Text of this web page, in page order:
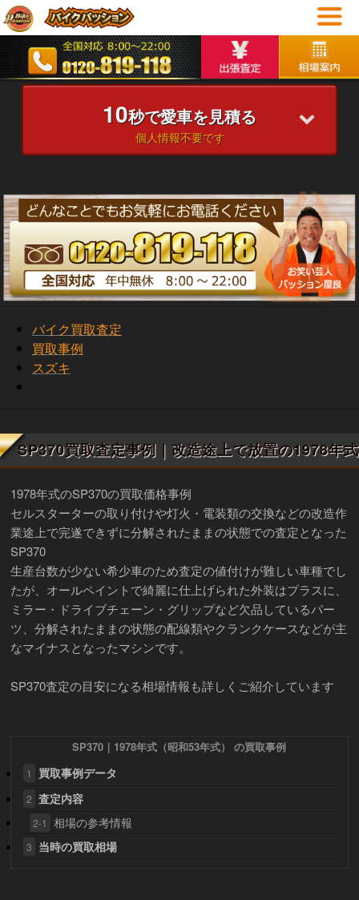
10秒で愛車を見積る
個人情報不要です
バイク買取査定
買取事例
スズキ
SP370買取査定事例｜改造途上で放置の1978年式
1978年式のSP370の買取価格事例
セルスターターの取り付けや灯火・電装類の交換などの改造作
業途上で完遂できずに分解されたままの状態での査定となった
SP370
生産台数が少ない希少車のため査定の値付けが難しい車種でし
たが、オールペイントで綺麗に仕上げられた外装はプラスに、
ミラー・ドライブチェーン・グリップなど欠品しているパー
ツ、分解されたままの状態の配線類やクランクケースなどが主
なマイナスとなったマシンです。
SP370査定の目安になる相場情報も詳しくご紹介しています
SP370｜1978年式（昭和53年式） の買取事例
1 買取事例データ
2 査定内容
2-1 相場の参考情報
3 当時の買取相場